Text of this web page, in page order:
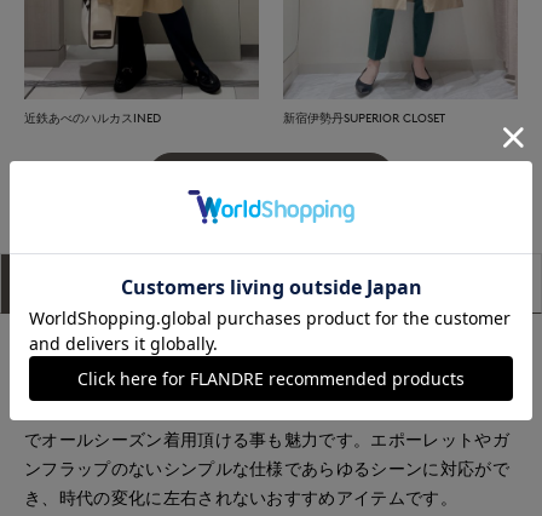
近鉄あべのハルカスINED 新宿伊勢丹SUPERIOR CLOSET
アイテム説明 サイズ詳細 購入レビュー
女性らしいAラインシルエットのトレンチコート。ウエストを
絞らないボクシーなデザインは、ジャケットや厚手のニットの
でオールシーズン着用頂ける事も魅力です。エポーレットやガ
ンフラップのないシンプルな仕様であらゆるシーンに対応がで
き、時代の変化に左右されないおすすめアイテムです。